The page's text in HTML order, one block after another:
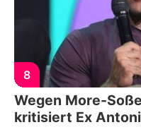
8
Wegen More-
kritisiert Ex